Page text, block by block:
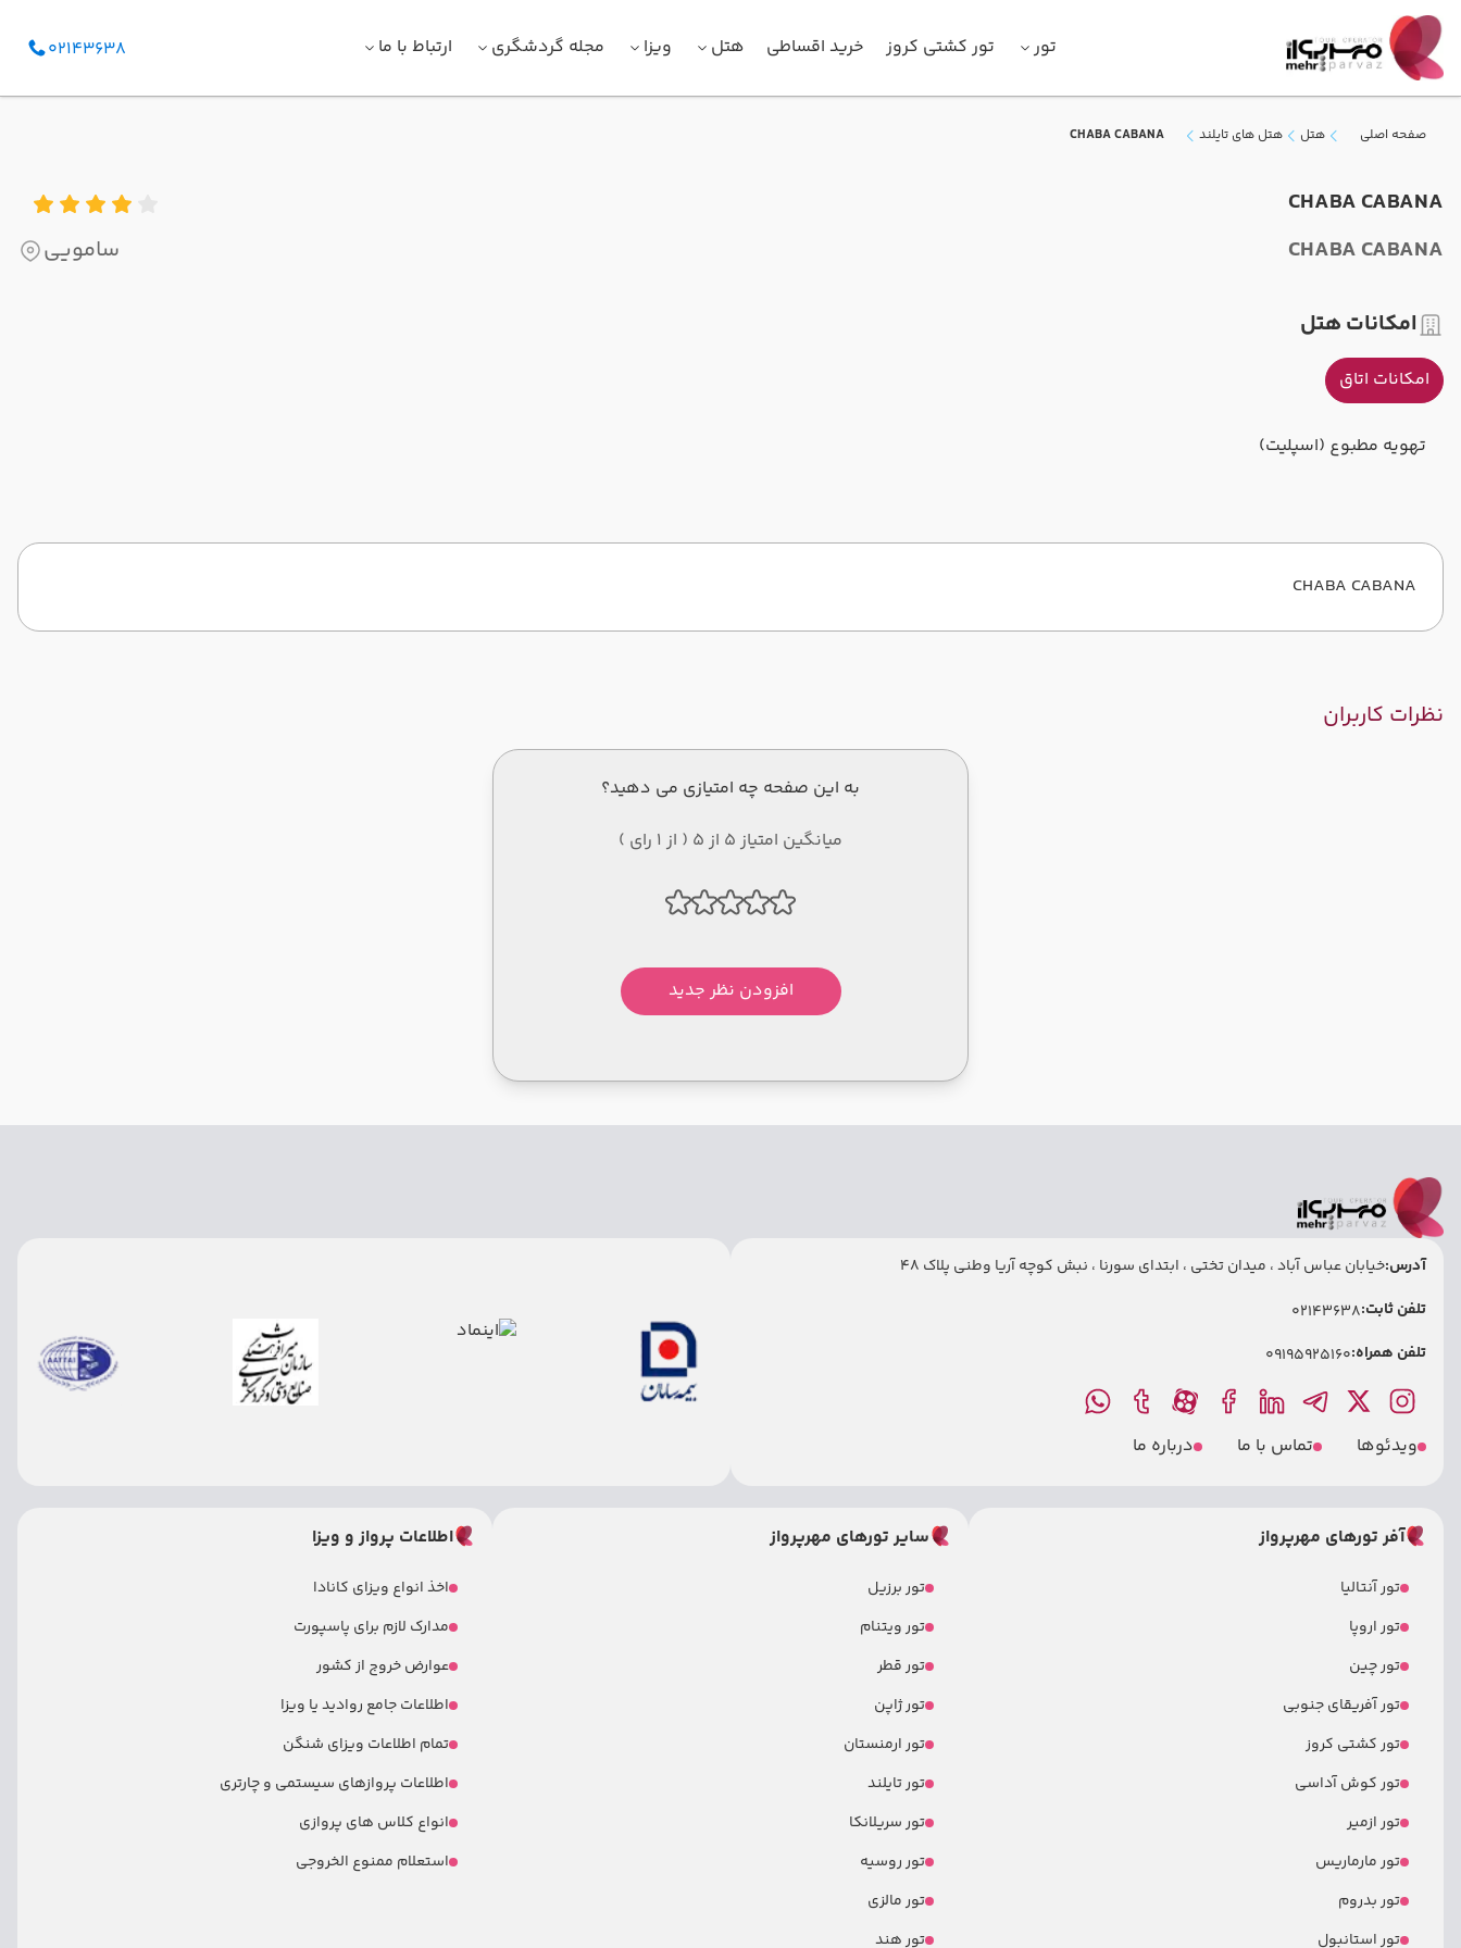
تور تور کشتی کروز خرید اقساطی هتل ویزا مجله گردشگری ارتباط با ما 02143638
صفحه اصلی هتل هتل های تایلند CHABA CABANA
CHABA CABANA
CHABA CABANA
سامویی
امکانات هتل
امکانات اتاق
تهویه مطبوع (اسپلیت)
CHABA CABANA
نظرات کاربران
به این صفحه چه امتیازی می دهید؟
میانگین امتیاز 5 از 5 ( از 1 رای )
افزودن نظر جدید
آدرس:خیابان عباس آباد ، میدان تختی ، ابتدای سورنا ، نبش کوچه آریا وطنی پلاک 48
تلفن ثابت:02143638
تلفن همراه:09195925160
ویدئوها تماس با ما درباره ما
آفر تورهای مهرپرواز
تور آنتالیا
تور اروپا
تور چین
تور آفریقای جنوبی
تور کشتی کروز
تور کوش آداسی
تور ازمیر
تور مارماریس
تور بدروم
تور استانبول
سایر تورهای مهرپرواز
تور برزیل
تور ویتنام
تور قطر
تور ژاپن
تور ارمنستان
تور تایلند
تور سریلانکا
تور روسیه
تور مالزی
تور هند
اطلاعات پرواز و ویزا
اخذ انواع ویزای کانادا
مدارک لازم برای پاسپورت
عوارض خروج از کشور
اطلاعات جامع روادید یا ویزا
تمام اطلاعات ویزای شنگن
اطلاعات پروازهای سیستمی و چارتری
انواع کلاس های پروازی
استعلام ممنوع الخروجی